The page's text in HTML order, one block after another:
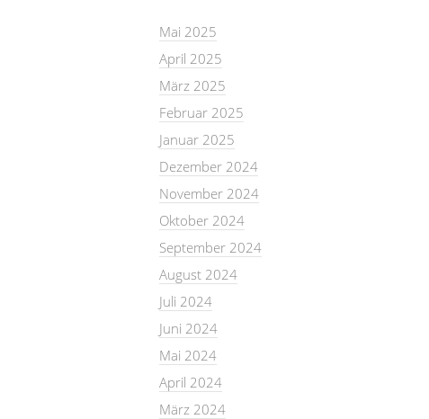
Mai 2025
April 2025
März 2025
Februar 2025
Januar 2025
Dezember 2024
November 2024
Oktober 2024
September 2024
August 2024
Juli 2024
Juni 2024
Mai 2024
April 2024
März 2024